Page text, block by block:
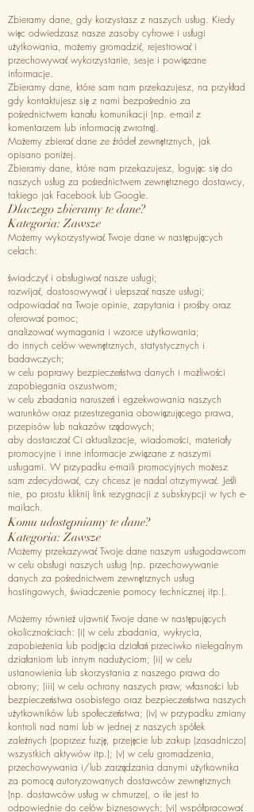
Zbieramy dane, gdy korzystasz z naszych usług. Kiedy
więc odwiedzasz nasze zasoby cyfrowe i usługi
użytkowania, możemy gromadzić, rejestrować i
przechowywać wykorzystanie, sesje i powiązane
informacje.
Zbieramy dane, które sam nam przekazujesz, na przykład
gdy kontaktujesz się z nami bezpośrednio za
pośrednictwem kanału komunikacji (np. e-mail z
komentarzem lub informacją zwrotną).
Możemy zbierać dane ze źródeł zewnętrznych, jak
opisano poniżej.
Zbieramy dane, które nam przekazujesz, logując się do
naszych usług za pośrednictwem zewnętrznego dostawcy,
takiego jak Facebook lub Google.
Dlaczego zbieramy te dane?
Kategoria: Zawsze
Możemy wykorzystywać Twoje dane w następujących
celach:
świadczyć i obsługiwać nasze usługi;
rozwijać, dostosowywać i ulepszać nasze usługi;
odpowiadać na Twoje opinie, zapytania i prośby oraz
oferować pomoc;
analizować wymagania i wzorce użytkowania;
do innych celów wewnętrznych, statystycznych i
badawczych;
w celu poprawy bezpieczeństwa danych i możliwości
zapobiegania oszustwom;
w celu zbadania naruszeń i egzekwowania naszych
warunków oraz przestrzegania obowiązującego prawa,
przepisów lub nakazów rządowych;
aby dostarczać Ci aktualizacje, wiadomości, materiały
promocyjne i inne informacje związane z naszymi
usługami. W przypadku e-maili promocyjnych możesz
sam zdecydować, czy chcesz je nadal otrzymywać. Jeśli
nie, po prostu kliknij link rezygnacji z subskrypcji w tych e-
mailach.
Komu udostępniamy te dane?
Kategoria: Zawsze
Możemy przekazywać Twoje dane naszym usługodawcom
w celu obsługi naszych usług (np. przechowywanie
danych za pośrednictwem zewnętrznych usług
hostingowych, świadczenie pomocy technicznej itp.).
Możemy również ujawnić Twoje dane w następujących
okolicznościach: (i) w celu zbadania, wykrycia,
zapobieżenia lub podjęcia działań przeciwko nielegalnym
działaniom lub innym nadużyciom; (ii) w celu
ustanowienia lub skorzystania z naszego prawa do
obrony; (iii) w celu ochrony naszych praw, własności lub
bezpieczeństwa osobistego oraz bezpieczeństwa naszych
użytkowników lub społeczeństwa; (iv) w przypadku zmiany
kontroli nad nami lub w jednej z naszych spółek
zależnych (poprzez fuzję, przejęcie lub zakup (zasadniczo)
wszystkich aktywów itp.); (v) w celu gromadzenia,
przechowywania i/lub zarządzania danymi użytkownika
za pomocą autoryzowanych dostawców zewnętrznych
(np. dostawców usług w chmurze), o ile jest to
odpowiednie do celów biznesowych; (vi) współpracować